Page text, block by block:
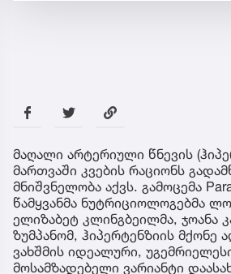
მაღალი არტერიული წნევის
მართვაში კვების რაციონს
მნიშვნელობა აქვს. გამოცემა
წამყვანმა ნუტრიციოლოგებმა
ელიზაბეტ კლინგბეილმა, ჯოანა
ზუმპანომ, ჰიპერტენზიის მქონე
ვახშმის იდეალური,
მოსამზადებელი ვარიანტი